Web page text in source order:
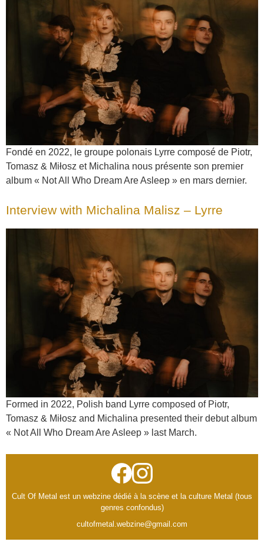
Fondé en 2022, le groupe polonais Lyrre composé de Piotr,
Tomasz & Miłosz et Michalina nous présente son premier
album « Not All Who Dream Are Asleep » en mars dernier.
Interview with Michalina Malisz – Lyrre
Formed in 2022, Polish band Lyrre composed of Piotr,
Tomasz & Miłosz and Michalina presented their debut album
« Not All Who Dream Are Asleep » last March.
Cult Of Metal est un webzine dédié à la scène et la culture Metal (tous
genres confondus)
cultofmetal.webzine@gmail.com